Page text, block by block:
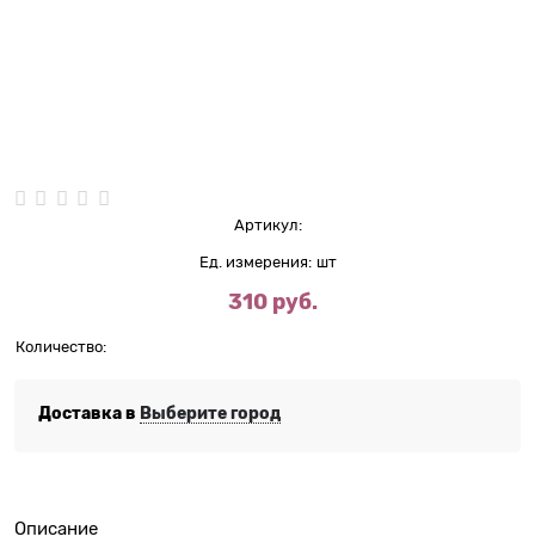
Артикул:
Ед. измерения: шт
310 руб.
Количество:
Доставка в Выберите город
Описание